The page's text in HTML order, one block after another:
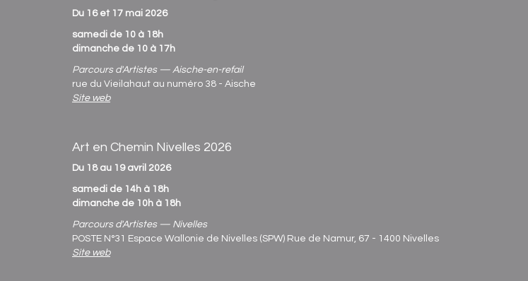
Du 16 et 17 mai 2026
samedi de 10 à 18h
dimanche de 10 à 17h
Parcours d'Artistes — Aische-en-refail
rue du Vieilahaut au numéro 38 - Aische
Site web
Art en Chemin Nivelles 2026
Du 18 au 19 avril 2026
samedi de 14h à 18h
dimanche de 10h à 18h
Parcours d'Artistes — Nivelles
POSTE N°31 Espace Wallonie de Nivelles (SPW) Rue de Namur, 67 - 1400 Nivelles
Site web